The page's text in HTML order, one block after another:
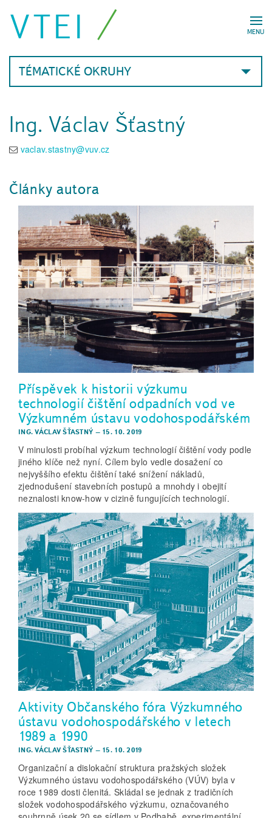
MENU
VTEI
TÉMATICKÉ OKRUHY
Ing. Václav Šťastný
vaclav.stastny@vuv.cz
Články autora
Příspěvek k historii výzkumu
technologií čištění odpadních vod ve
Výzkumném ústavu vodohospodářském
ING. VÁCLAV ŠŤASTNÝ – 15. 10. 2019
V minulosti probíhal výzkum technologií čištění vody podle
jiného klíče než nyní. Cílem bylo vedle dosažení co
nejvyššího efektu čištění také snížení nákladů,
zjednodušení stavebních postupů a mnohdy i obejití
neznalosti know-how v cizině fungujících technologií.
Aktivity Občanského fóra Výzkumného
ústavu vodohospodářského v letech
1989 a 1990
ING. VÁCLAV ŠŤASTNÝ – 15. 10. 2019
Organizační a dislokační struktura pražských složek
Výzkumného ústavu vodohospodářského (VÚV) byla v
roce 1989 dosti členitá. Skládal se jednak z tradičních
složek vodohospodářského výzkumu, označovaného